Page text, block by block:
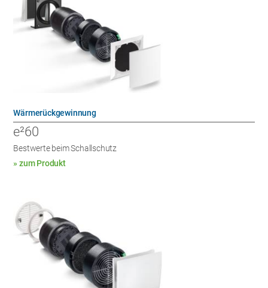
Wärmerückgewinnung
e²60
Bestwerte beim Schallschutz
» zum Produkt